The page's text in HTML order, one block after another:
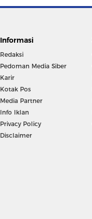
Informasi
Redaksi
Pedoman Media Siber
Karir
Kotak Pos
Media Partner
Info Iklan
Privacy Policy
Disclaimer